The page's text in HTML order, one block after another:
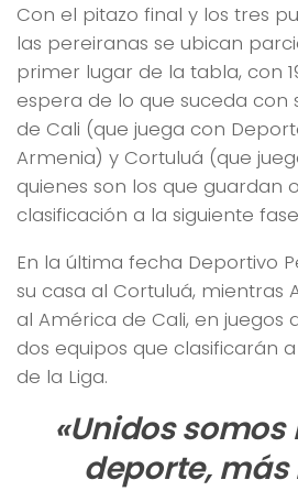
Con el pitazo final y los tres
las pereiranas se ubican
primer lugar de la tabla, con
espera de lo que suceda con
de Cali (que juega con
Armenia) y Cortuluá (que
quienes son los que guardan
clasificación a la siguiente
En la última fecha Deportivo
su casa al Cortuluá, mientras
al América de Cali, en juegos
dos equipos que clasificarán
de la Liga.
«Unidos somos
deporte, más